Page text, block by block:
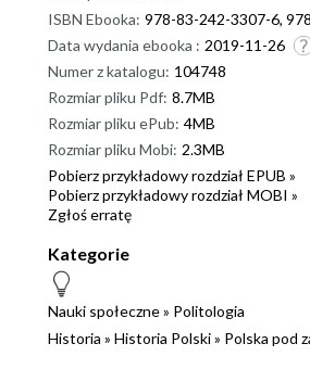
ISBN Ebooka: 978-83-242-3307-6,
Data wydania ebooka : 2019-11-26
Numer z katalogu: 104748
Rozmiar pliku Pdf: 8.7MB
Rozmiar pliku ePub: 4MB
Rozmiar pliku Mobi: 2.3MB
Pobierz przykładowy rozdział EPUB »
Pobierz przykładowy rozdział MOBI »
Zgłoś erratę
Kategorie
Nauki społeczne» Politologia
Historia » Historia Polski» Polska pod